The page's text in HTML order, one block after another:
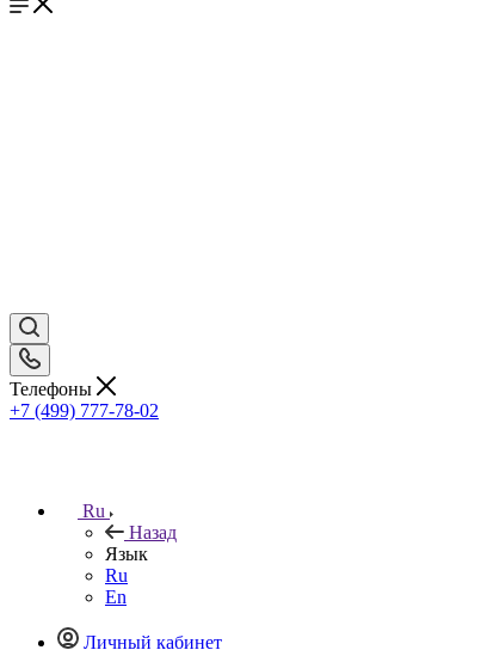
Телефоны
+7 (499) 777-78-02
Ru
Назад
Язык
Ru
En
Личный кабинет